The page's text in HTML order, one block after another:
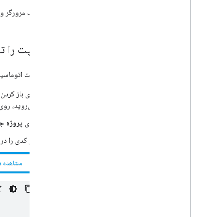
یک مرورگر
اسکریپت را
برای ساخت
برای باز
می‌روید،
روی پروژه
هر کدی را
مشاهده